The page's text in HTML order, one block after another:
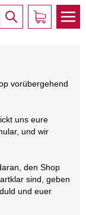
vorübergehend
uns eure
und wir
den Shop
sind, geben
und euer